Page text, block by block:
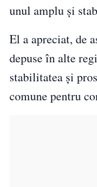
unul amplu și
El a apreciat, de
depuse în alte
stabilitatea și
comune pentru